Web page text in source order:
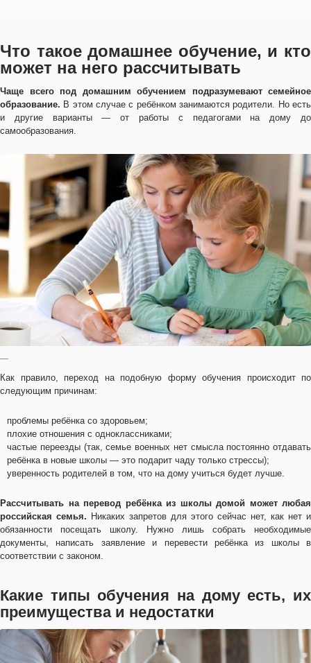
Что такое домашнее обучение, и кто
может на него рассчитывать
Чаще всего под домашним обучением подразумевают семейное
образование. В этом случае с ребёнком занимаются родители. Но есть
и другие варианты — от работы с педагогами на дому до
самообразования.
—
Как правило, переход на подобную форму обучения происходит по
следующим причинам:
проблемы ребёнка со здоровьем;
плохие отношения с одноклассниками;
частые переезды (так, семье военных нет смысла постоянно отдавать
ребёнка в новые школы — это подарит чаду только стрессы);
уверенность родителей в том, что на дому учиться будет лучше.
Рассчитывать на перевод ребёнка из школы домой может любая
российская семья. Никаких запретов для этого сейчас нет, как нет и
обязанности посещать школу. Нужно лишь собрать необходимые
документы, написать заявление и перевести ребёнка из школы в
соответствии с законом.
Какие типы обучения на дому есть, их
преимущества и недостатки